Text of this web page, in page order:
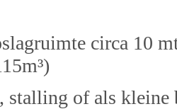
circa 10
stalling of als